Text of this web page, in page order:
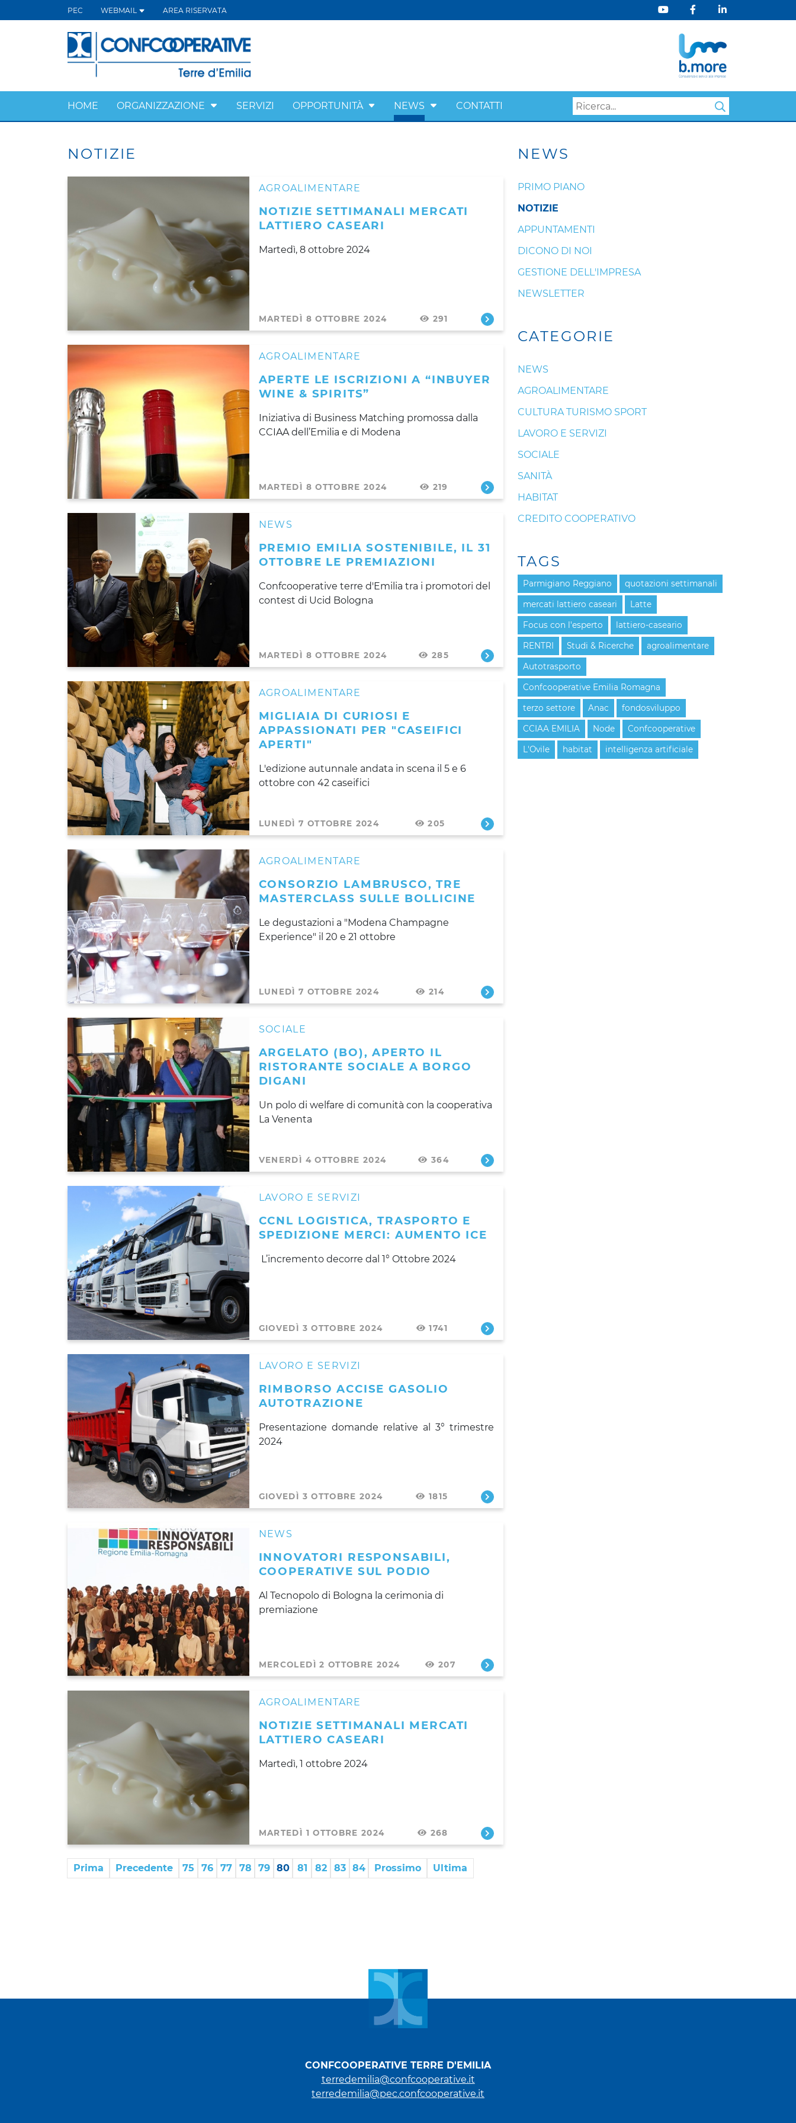
PEC WEBMAIL AREA RISERVATA
HOME ORGANIZZAZIONE SERVIZI OPPORTUNITÀ NEWS CONTATTI
NOTIZIE
AGROALIMENTARE
NOTIZIE SETTIMANALI MERCATI
LATTIERO CASEARI
Martedì, 8 ottobre 2024
MARTEDÌ 8 OTTOBRE 2024 291
AGROALIMENTARE
APERTE LE ISCRIZIONI A “INBUYER
WINE & SPIRITS”
Iniziativa di Business Matching promossa dalla
CCIAA dell’Emilia e di Modena
MARTEDÌ 8 OTTOBRE 2024 219
NEWS
PREMIO EMILIA SOSTENIBILE, IL 31
OTTOBRE LE PREMIAZIONI
Confcooperative terre d'Emilia tra i promotori del
contest di Ucid Bologna
MARTEDÌ 8 OTTOBRE 2024 285
AGROALIMENTARE
MIGLIAIA DI CURIOSI E
APPASSIONATI PER "CASEIFICI
APERTI"
L'edizione autunnale andata in scena il 5 e 6
ottobre con 42 caseifici
LUNEDÌ 7 OTTOBRE 2024 205
AGROALIMENTARE
CONSORZIO LAMBRUSCO, TRE
MASTERCLASS SULLE BOLLICINE
Le degustazioni a "Modena Champagne
Experience" il 20 e 21 ottobre
LUNEDÌ 7 OTTOBRE 2024 214
SOCIALE
ARGELATO (BO), APERTO IL
RISTORANTE SOCIALE A BORGO
DIGANI
Un polo di welfare di comunità con la cooperativa
La Venenta
VENERDÌ 4 OTTOBRE 2024 364
LAVORO E SERVIZI
CCNL LOGISTICA, TRASPORTO E
SPEDIZIONE MERCI: AUMENTO ICE
L’incremento decorre dal 1° Ottobre 2024
GIOVEDÌ 3 OTTOBRE 2024 1741
LAVORO E SERVIZI
RIMBORSO ACCISE GASOLIO
AUTOTRAZIONE
Presentazione domande relative al 3° trimestre
2024
GIOVEDÌ 3 OTTOBRE 2024 1815
NEWS
INNOVATORI RESPONSABILI,
COOPERATIVE SUL PODIO
Al Tecnopolo di Bologna la cerimonia di
premiazione
MERCOLEDÌ 2 OTTOBRE 2024 207
AGROALIMENTARE
NOTIZIE SETTIMANALI MERCATI
LATTIERO CASEARI
Martedì, 1 ottobre 2024
MARTEDÌ 1 OTTOBRE 2024 268
Prima Precedente 75 76 77 78 79 80 81 82 83 84 Prossimo Ultima
NEWS
PRIMO PIANO
NOTIZIE
APPUNTAMENTI
DICONO DI NOI
GESTIONE DELL'IMPRESA
NEWSLETTER
CATEGORIE
NEWS
AGROALIMENTARE
CULTURA TURISMO SPORT
LAVORO E SERVIZI
SOCIALE
SANITÀ
HABITAT
CREDITO COOPERATIVO
TAGS
Parmigiano Reggiano quotazioni settimanali
mercati lattiero caseari Latte
Focus con l'esperto lattiero-caseario
RENTRI Studi & Ricerche agroalimentare
Autotrasporto
Confcooperative Emilia Romagna
terzo settore Anac fondosviluppo
CCIAA EMILIA Node Confcooperative
L'Ovile habitat intelligenza artificiale
CONFCOOPERATIVE TERRE D'EMILIA
terredemilia@confcooperative.it
terredemilia@pec.confcooperative.it